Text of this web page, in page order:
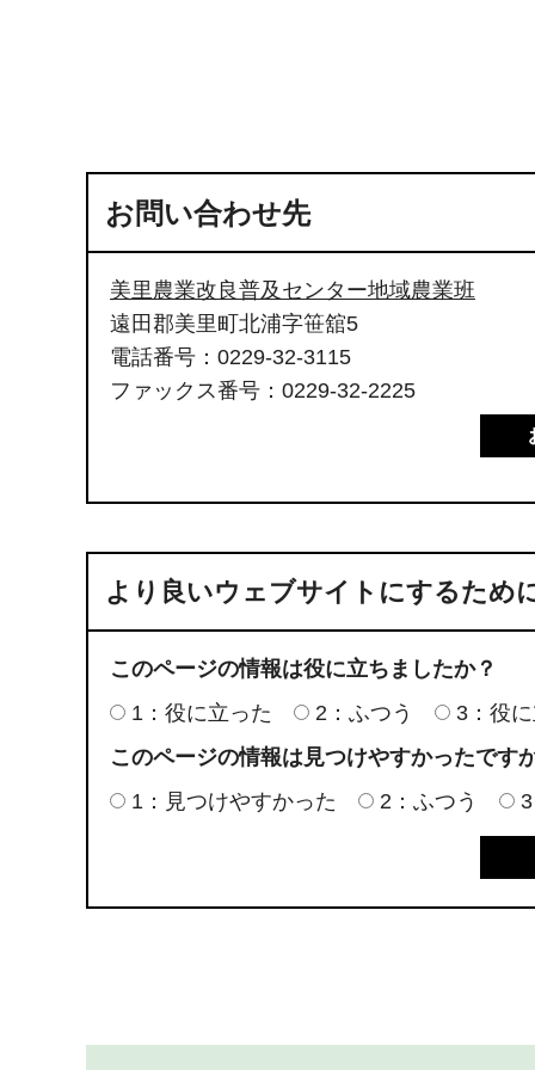
お問い合わせ先
美里農業改良普及センター地域農業班
遠田郡美里町北浦字笹舘5
電話番号：0229-32-3115
ファックス番号：0229-32-2225
より良いウェブサイトにするため
このページの情報は役に立ちましたか？
1：役に立った
2：ふつう
3：役
このページの情報は見つけやすかったです
1：見つけやすかった
2：ふつう